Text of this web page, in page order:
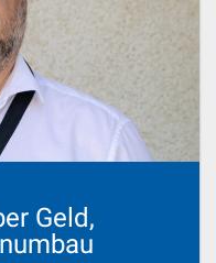
Geld,